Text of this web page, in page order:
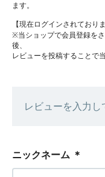
ます。
【現在ログインされており
※当ショップで会員登録を
後、
レビューを投稿することで
レビューを入力し
ニックネーム ＊